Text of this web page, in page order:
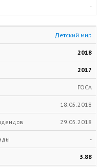
-
Детский мир
2018
2017
ГОСА
18.05.2018
29.05.2018
-
3.88